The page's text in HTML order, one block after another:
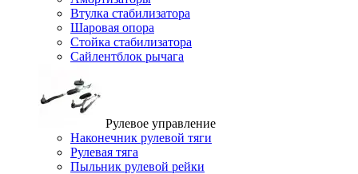
Втулка стабилизатора
Шаровая опора
Стойка стабилизатора
Сайлентблок рычага
Рулевое управление
Наконечник рулевой тяги
Рулевая тяга
Пыльник рулевой рейки